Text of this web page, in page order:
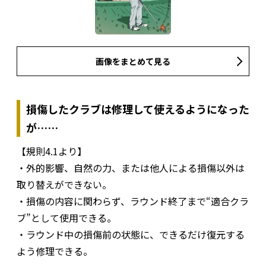
画像をまとめて見る
損傷したクラブは修理して使えるようになった
が……
【規則4.1より】
・外的影響、自然の力、または他人による損傷以外は
取り替えができない。
・損傷の内容に関わらず、ラウンド終了まで“適合クラ
ブ”として使用できる。
・ラウンド中の損傷前の状態に、できるだけ復元する
よう修理できる。